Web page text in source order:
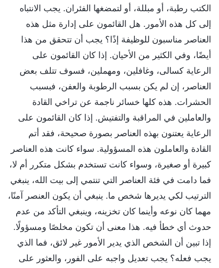
الكتب رطبة، أو مبللة، أو لتمضغها الفئران. يجب الانتباه
إلى كل هذه الأمور. هل القائمون على إدارة مثل هذه
العناصر مناسبون للوظيفة إذًا؟ يجب أن تتحقق من هذا
أيضًا، وفي الكثير من الأحيان. إذا كان القائمون على
الرعاية كسالى، وغافلين، ومهملين، فسوف تتلف بعض
العناصر، إن لم يكن بسبب الرطوبة والعفن، فبسبب
الحشرات. هذه كلها خسائر ناجمة عن تراخي القادة
والعاملين في المراقبة والتفتيش. إذا كان القائمون على
الرعاية يعتنون بهذه العناصر بصورة صحيحة، فقد أتم
القادة والعاملون هذه المسؤولية. سواء كانت هذه العناصر
كبيرة أو صغيرة، وسواء كانت تستخدم بشكل متكرر أم لا،
فما دامت في فئة العناصر التي تنتمي إلى بيت الله، ينبغي
الترتيب لكي يديرها شخص ما. ينبغي أن يكون العنصر آمنًا،
مهما كان نوعه وأينما كان تخزينه، وينبغي التأكد من عدم
حدوث أي خطأ فيه. هذا معنى أن تكون مخلصًا ومسؤولًا.
إذا تبين أن الشخص الذي يدير الأمور غير لائق، فما الذي
يجب فعله؟ يجب تعديل واجبه على الفور، والعثور على